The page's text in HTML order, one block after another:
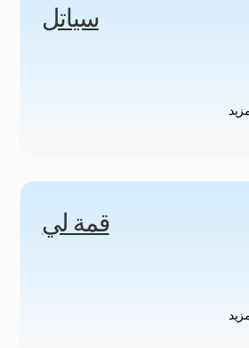
سياتل
قمة لي